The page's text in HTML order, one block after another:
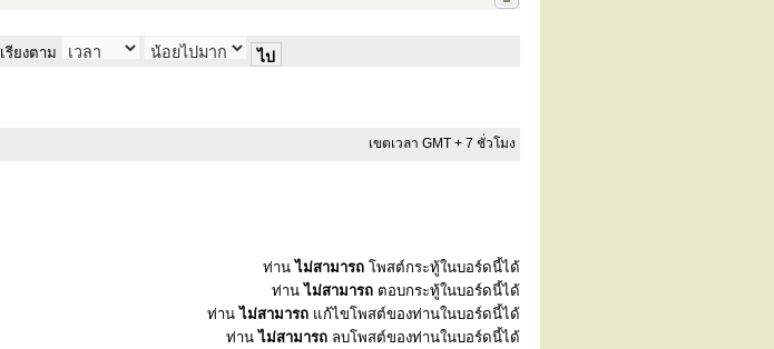
เรียงตาม
เขตเวลา GMT + 7 ชั่วโมง
ท่านไม่สามารถ โพสต์กระทู้ในบอร์ดนี้ได้
ท่านไม่สามารถ ตอบกระทู้ในบอร์ดนี้ได้
ท่านไม่สามารถ แก้ไขโพสต์ของท่านในบอร์ดนี้ได้
ท่านไม่สามารถ ลบโพสต์ของท่านในบอร์ดนี้ได้